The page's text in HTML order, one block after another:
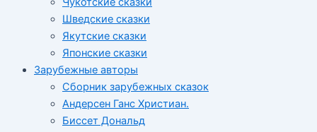
Шведские сказки
Якутские сказки
Японские сказки
Зарубежные авторы
Сборник зарубежных сказок
Андерсен Ганс Христиан.
Биссет Дональд